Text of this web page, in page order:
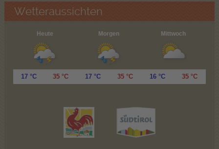
Wetteraussichten
Heute Morgen Mittwoch
17 °C 35 °C 17 °C 35 °C 16 °C 35 °C